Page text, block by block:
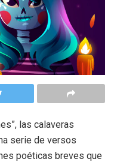
las calaveras
serie de versos
poéticas breves que